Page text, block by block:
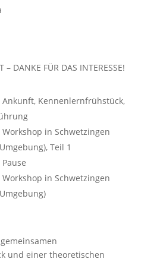
– DANKE FÜR DAS INTERESSE!
Ankunft, Kennenlernfrühstück,
Workshop in Schwetzingen
Teil 1
Workshop in Schwetzingen
und einer theoretischen